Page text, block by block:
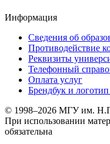
Информация
Сведения об
Противодействие
Реквизиты
Телефонный
Оплата услуг
Брендбук и логотип
© 1998–2026 МГУ им.
При использовании
обязательна